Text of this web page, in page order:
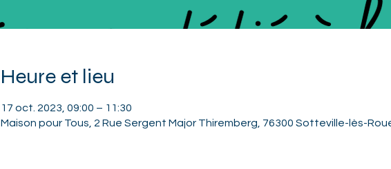
Heure et lieu
17 oct. 2023, 09:00 – 11:30
Maison pour Tous, 2 Rue Sergent Major Thiremberg, 76300 Sotteville-lès-